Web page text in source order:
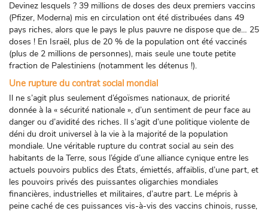
Devinez lesquels ? 39 millions de doses des deux premiers vaccins
(Pfizer, Moderna) mis en circulation ont été distribuées dans 49
pays riches, alors que le pays le plus pauvre ne dispose que de… 25
doses ! En Israël, plus de 20 % de la population ont été vaccinés
(plus de 2 millions de personnes), mais seule une toute petite
fraction de Palestiniens (notamment les détenus !).
Une rupture du contrat social mondial
Il ne s’agit plus seulement d’égoïsmes nationaux, de priorité
donnée à la « sécurité nationale », d’un sentiment de peur face au
danger ou d’avidité des riches. Il s’agit d’une politique violente de
déni du droit universel à la vie à la majorité de la population
mondiale. Une véritable rupture du contrat social au sein des
habitants de la Terre, sous l’égide d’une alliance cynique entre les
actuels pouvoirs publics des États, émiettés, affaiblis, d’une part, et
les pouvoirs privés des puissantes oligarchies mondiales
financières, industrielles et militaires, d’autre part. Le mépris à
peine caché de ces puissances vis-à-vis des vaccins chinois, russe,